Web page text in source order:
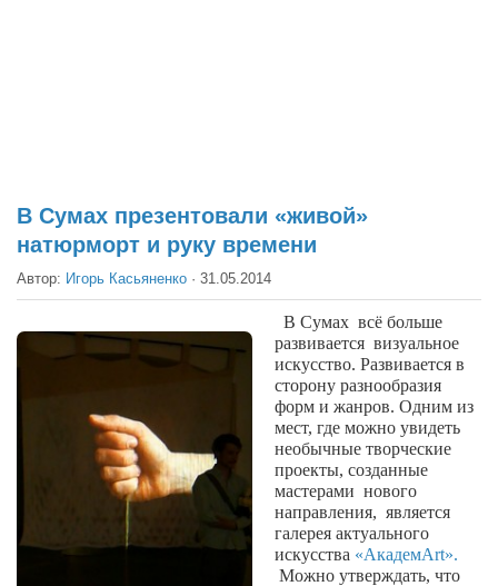
Выборы
Деньги
Опросы
Здоровье
Здоровый образ жизни
Сам себе доктор
Активный отдых
В Сумах презентовали «живой»
натюрморт и руку времени
Автор: Игорь Касьяненко · 31.05.2014
В Сумах всё больше
развивается визуальное
искусство. Развивается в
сторону разнообразия
форм и жанров. Одним из
мест, где можно увидеть
необычные творческие
проекты, созданные
мастерами нового
направления, является
галерея актуального
искусства «АкадемArt».
Можно утверждать, что